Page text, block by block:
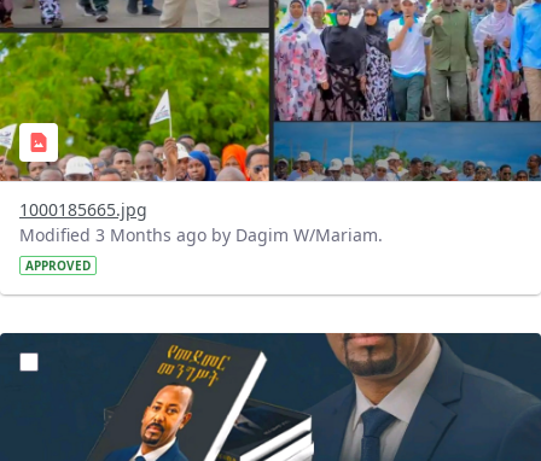
1000185665.jpg
Modified 3 Months ago by Dagim W/Mariam.
APPROVED
?version=1.0&t=1777997041450&imageThumbnail=1